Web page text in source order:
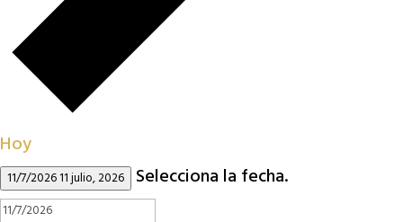
Hoy
11/7/202611 julio, 2026 Selecciona la fecha.